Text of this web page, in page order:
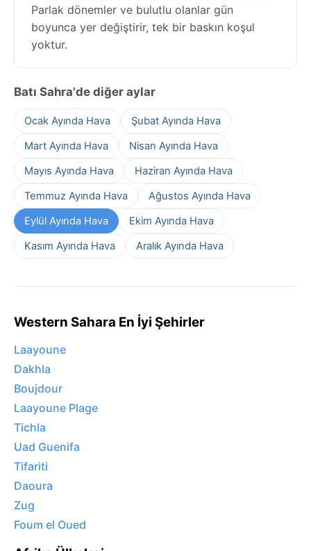
Parlak dönemler ve bulutlu olanlar gün
boyunca yer değiştirir, tek bir baskın koşul
yoktur.
Batı Sahra'de diğer aylar
Ocak Ayında Hava
Şubat Ayında Hava
Mart Ayında Hava
Nisan Ayında Hava
Mayıs Ayında Hava
Haziran Ayında Hava
Temmuz Ayında Hava
Ağustos Ayında Hava
Eylül Ayında Hava
Ekim Ayında Hava
Kasım Ayında Hava
Aralık Ayında Hava
Western Sahara En İyi Şehirler
Laayoune
Dakhla
Boujdour
Laayoune Plage
Tichla
Uad Guenifa
Tifariti
Daoura
Zug
Foum el Oued